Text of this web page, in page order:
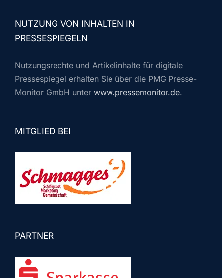
NUTZUNG VON INHALTEN IN
PRESSESPIEGELN
Nutzungsrechte und Artikelinhalte für digitale
Pressespiegel erhalten Sie über die PMG Presse-
Monitor GmbH unter www.pressemonitor.de.
MITGLIED BEI
PARTNER